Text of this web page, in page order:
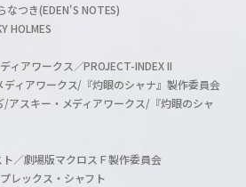
つき(EDEN'S NOTES)
HOLMES
アワークス／PROJECT-INDEX II
ィアワークス/『灼眼のシャナ』製作委員会
スキー・メディアワークス/『灼眼のシャ
／劇場版マクロスＦ製作委員会
レックス・シャフト